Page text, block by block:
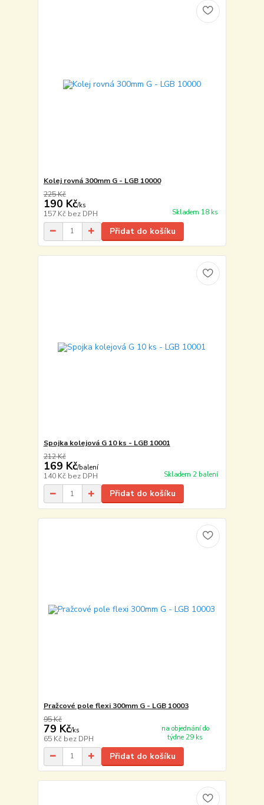
Kolej rovná 300mm G - LGB 10000
225 Kč
190 Kč/ks
157 Kč bez DPH Skladem 18 ks
Přidat do košíku
Spojka kolejová G 10 ks - LGB 10001
212 Kč
169 Kč/balení
140 Kč bez DPH Skladem 2 balení
Přidat do košíku
Pražcové pole flexi 300mm G - LGB 10003
95 Kč
79 Kč/ks
65 Kč bez DPH
na objednání do
týdne 29 ks
Přidat do košíku